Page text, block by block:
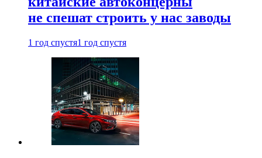
не спешат строить у нас заводы
1 год спустя1 год спустя